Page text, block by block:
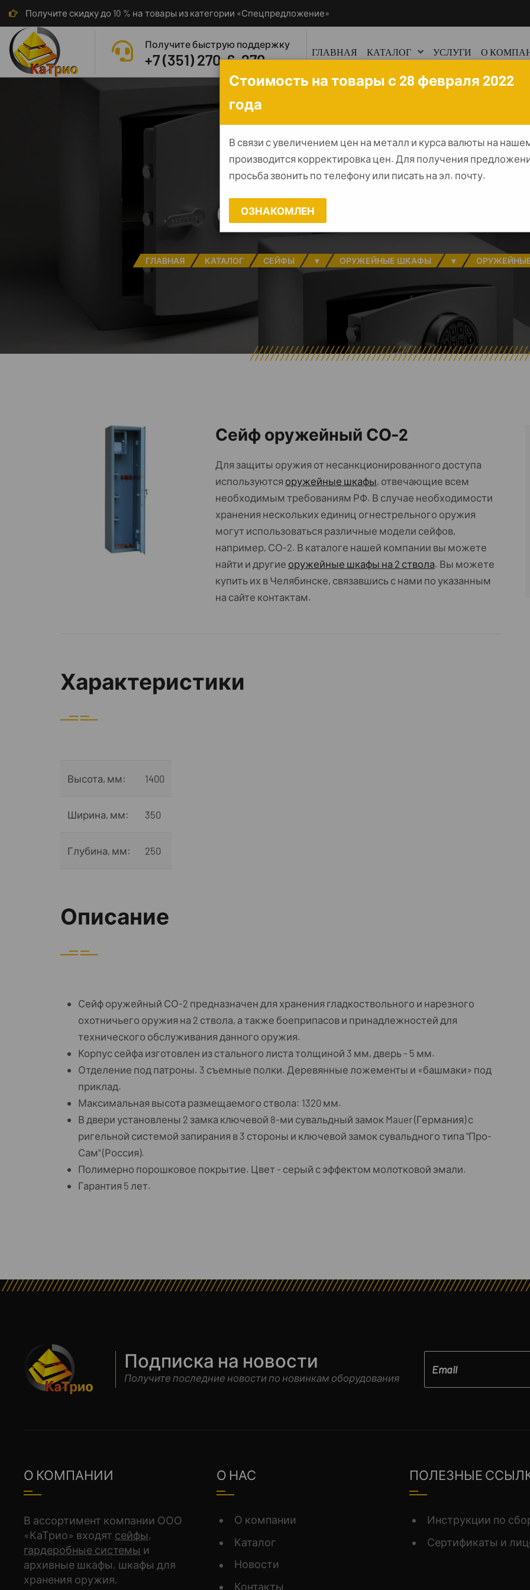
Получите скидку до 10 % на товары из категории «Спецпредложение»
Получите быструю поддержку
+7 (351) 270-6-270 ГЛАВНАЯ КАТАЛОГ УСЛУГИ О
Сейф оружейный
ГЛАВНАЯ КАТАЛОГ СЕЙФЫ ▾ ОРУЖЕЙНЫЕ ШКАФЫ ▾
Сейф оружейный СО-2
Для защиты оружия от несанкционированного доступа
используются оружейные шкафы, отвечающие всем
необходимым требованиям РФ. В случае необходимости
хранения нескольких единиц огнестрельного оружия
могут использоваться различные модели сейфов,
например, СО-2. В каталоге нашей компании вы можете
найти и другие оружейные шкафы на 2 ствола. Вы можете
купить их в Челябинске, связавшись с нами по указанным
на сайте контактам.
Характеристики
Высота, мм: 1400
Ширина, мм: 350
Глубина, мм: 250
Описание
Сейф оружейный СО-2 предназначен для хранения гладкоствольного и нарезного
охотничьего оружия на 2 ствола, а также боеприпасов и принадлежностей для
технического обслуживания данного оружия.
Корпус сейфа изготовлен из стального листа толщиной 3 мм, дверь - 5 мм.
Отделение под патроны. 3 съемные полки. Деревянные ложементы и «башмаки» под
приклад.
Максимальная высота размещаемого ствола: 1320 мм.
В двери установлены 2 замка ключевой 8-ми сувальдный замок Mauer (Германия) с
ригельной системой запирания в 3 стороны и ключевой замок сувальдного типа "Про-
Сам" (Россия).
Полимерно порошковое покрытие. Цвет - серый с эффектом молотковой эмали.
Гарантия 5 лет.
Подписка на новости
Получите последние новости по новинкам оборудования
О КОМПАНИИ
В ассортимент компании ООО
«КаТрио» входят сейфы,
гардеробные системы и
архивные шкафы, шкафы для
хранения оружия,
О НАС
О компании
Каталог
Новости
Контакты
ПОЛЕЗНЫЕ
Инструкции по
Сертификаты и
Стоимость на товары с 28 февраля 2022
года
В связи с увеличением цен на металл и курса валюты на
производится корректировка цен. Для получения
просьба звонить по телефону или писать на эл. почту.
ОЗНАКОМЛЕН